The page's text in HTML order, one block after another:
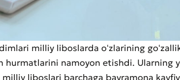
milliy liboslarda oʻzlarining
hurmatlarini namoyon etishdi. Ularning
liboslari barchaga bayramona